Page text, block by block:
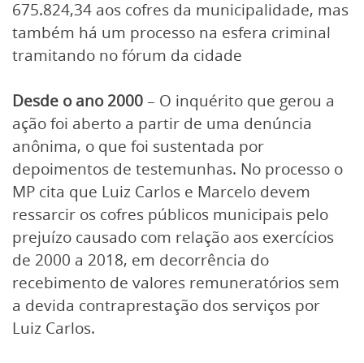
675.824,34 aos cofres da municipalidade, mas
também há um processo na esfera criminal
tramitando no fórum da cidade
Desde o ano 2000– O inquérito que gerou a
ação foi aberto a partir de uma denúncia
anônima, o que foi sustentada por
depoimentos de testemunhas. No processo o
MP cita que Luiz Carlos e Marcelo devem
ressarcir os cofres públicos municipais pelo
prejuízo causado com relação aos exercícios
de 2000 a 2018, em decorrência do
recebimento de valores remuneratórios sem
a devida contraprestação dos serviços por
Luiz Carlos.